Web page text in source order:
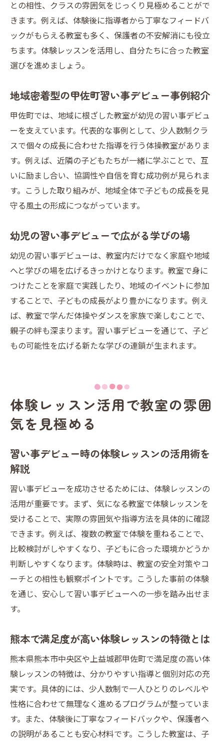
との相性、クラスの雰囲気をじっくり見極めることがで
きます。例えば、体験後に指導者から丁寧なフィードバ
ックがもらえる教室も多く、保護者の不安解消にも役立
ちます。体験レッスンを活用し、自分たちに合った教室
選びを進めましょう。
地域密着型の甲佐町習い事デビュー事例紹介
甲佐町では、地域に根ざした教室が幼児の習い事デビュ
ーを支えています。代表的な事例として、少人数制クラ
スで個々の成長に合わせた指導を行う体操教室がありま
す。例えば、近隣の子どもたちが一緒に学ぶことで、互
いに励まし合い、協調性や自信を育む成功例が見られま
す。こうした取り組みが、地域全体で子どもの成長を見
守る風土の形成につながっています。
幼児の習い事デビューで広がる学びの場
幼児の習い事デビューは、教室内だけでなく家庭や地域
へと学びの場を広げるきっかけとなります。教室で身に
つけたことを家庭で実践したり、地域のイベントに参加
することで、子どもの成長がより豊かになります。例え
ば、教室で学んだ体操やダンスを家族で楽しむことで、
親子の絆も深まります。習い事デビューを通じて、子ど
もの可能性を広げる新たな学びの連鎖が生まれます。
体験レッスン活用で教室の雰囲
気を見極める
習い事デビュー時の体験レッスンの活用術を
解説
習い事デビューを成功させるためには、体験レッスンの
活用が重要です。まず、気になる教室で体験レッスンを
受けることで、実際の雰囲気や指導方法を具体的に確認
できます。例えば、複数の教室で体験を重ねることで、
比較検討がしやすくなり、子どもに合った環境かどうか
判断しやすくなります。体験時は、教室の安全対策やコ
ーチとの相性も観察ポイントです。こうした事前の体験
を通じ、安心して習い事デビューへの一歩を踏み出せま
す。
熊本で満足度が高い体験レッスンの特徴とは
熊本県熊本市中央区や上益城郡甲佐町で満足度の高い体
験レッスンの特徴は、分かりやすい指導と個別対応の充
実です。具体的には、少人数制で一人ひとりのレベルや
性格に合わせて無理なく進めるプログラムが整っていま
す。また、体験後に丁寧なフィードバックや、保護者へ
の説明があることも安心材料です。こうした教室は、子